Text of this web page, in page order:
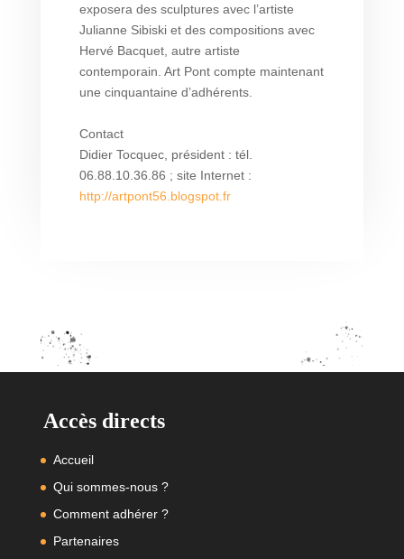
exposera des sculptures avec l’artiste
Julianne Sibiski et des compositions avec
Hervé Bacquet, autre artiste
contemporain. Art Pont compte maintenant
une cinquantaine d’adhérents.
Contact
Didier Tocquec, président : tél.
06.88.10.36.86 ; site Internet :
http://artpont56.blogspot.fr
Accès directs
Accueil
Qui sommes-nous ?
Comment adhérer ?
Partenaires